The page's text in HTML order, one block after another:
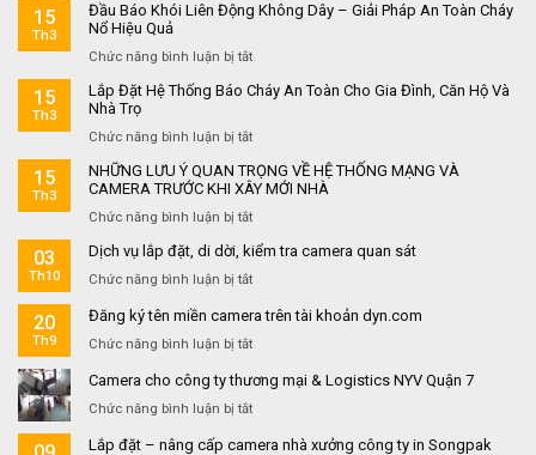
15
Th3
Đầu Báo Khói Liên Động Không Dây – Giải Pháp An Toàn Cháy
Nổ Hiệu Quả
Chức năng bình luận bị tắtở
Báo
Liên
Không
Dây
–
Pháp
An
Cháy
Nổ
Quả
15
Th3
Lắp Đặt Hệ Thống Báo Cháy An Toàn Cho Gia Đình, Căn Hộ Và
Nhà Trọ
Chức năng bình luận bị tắtở
Đặt
Hệ
Thống
Cháy
An
Cho
Gia
Căn
Nhà
15
Th3
NHỮNG LƯU Ý QUAN TRỌNG VỀ HỆ THỐNG MẠNG VÀ
CAMERA TRƯỚC KHI XÂY MỚI NHÀ
Chức năng bình luận bị tắtở
LƯU
Ý
TRỌNG
VỀ
THỐNG
CAMERA
03
Th10
Dịch vụ lắp đặt, di dời, kiểm tra camera quan sát
Chức năng bình luận bị tắtở
vụ
lắp
di
tra
20
Th9
Đăng ký tên miền camera trên tài khoản dyn.com
Chức năng bình luận bị tắtở
ký
tên
camera
Camera cho công ty thương mại & Logistics NYV Quận 7
Chức năng bình luận bị tắtở
cho
Lắp đặt – nâng cấp camera nhà xưởng công ty in Songpak